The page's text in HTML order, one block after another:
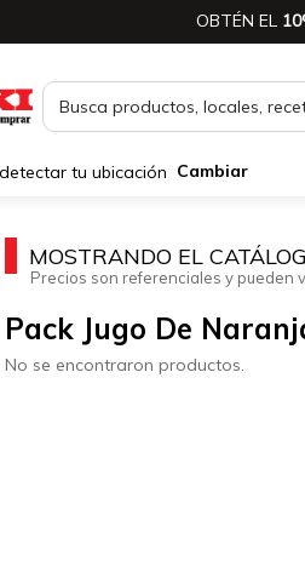
OBTÉN EL
tu ubicación Cambiar
MOSTRANDO EL
Precios son referenciales y pueden
Pack Jugo De
No se encontraron productos.